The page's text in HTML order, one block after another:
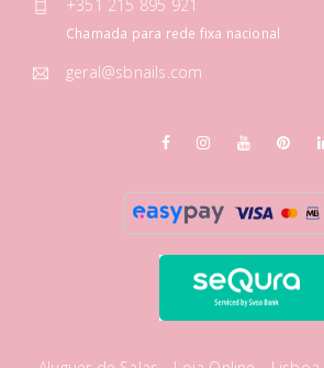
+351 215 895 921
Chamada para rede fixa nacional
geral@sbnails.com